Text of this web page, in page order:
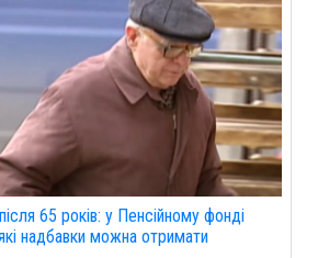
65 років: у Пенсійному фонді
надбавки можна отримати